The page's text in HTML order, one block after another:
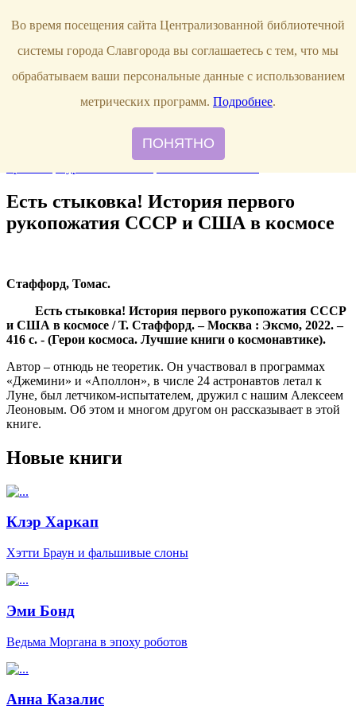
задолженность
ул. Луначарского, 144
8 (38568)
Правила пользования
О библиотеке
Наши сотрудники
Есть стыковка! История первого
рукопожатия СССР и США в космосе
Стаффорд, Томас.
Есть стыковка! История первого рукопожатия СССР
и США в космосе / Т. Стаффорд. – Москва : Эксмо, 2022. –
416 с. - (Герои космоса. Лучшие книги о космонавтике).
Автор – отнюдь не теоретик. Он участвовал в программах
«Джемини» и «Аполлон», в числе 24 астронавтов летал к
Луне, был летчиком-испытателем, дружил с нашим Алексеем
Леоновым. Об этом и многом другом он рассказывает в этой
книге.
Новые книги
Клэр Харкап
Хэтти Браун и фальшивые слоны
Эми Бонд
Ведьма Моргана в эпоху роботов
Анна Казалис
Во время посещения сайта Централизованной библиотечной
системы города Славгорода вы соглашаетесь с тем, что мы
обрабатываем ваши персональные данные с использованием
метрических программ. Подробнее.
ПОНЯТНО